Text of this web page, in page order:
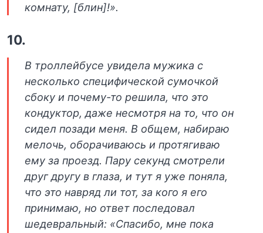
комнату, [блин]!».
10.
В троллейбусе увидела мужика с
несколько специфической сумочкой
сбоку и почему-то решила, что это
кондуктор, даже несмотря на то, что он
сидел позади меня. В общем, набираю
мелочь, оборачиваюсь и протягиваю
ему за проезд. Пару секунд смотрели
друг другу в глаза, и тут я уже поняла,
что это навряд ли тот, за кого я его
принимаю, но ответ последовал
шедевральный: «Спасибо, мне пока